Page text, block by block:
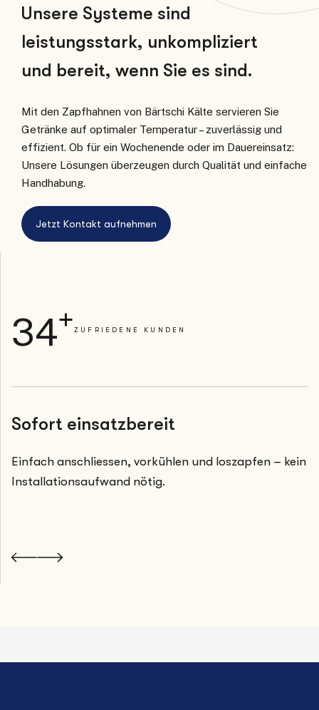
Unsere Systeme sind
leistungsstark, unkompliziert
und bereit, wenn Sie es sind.
Mit den Zapfhahnen von Bärtschi Kälte servieren Sie
Getränke auf optimaler Temperatur – zuverlässig und
effizient. Ob für ein Wochenende oder im Dauereinsatz:
Unsere Lösungen überzeugen durch Qualität und einfache
Handhabung.
34+ZUFRIEDENE KUNDEN
Sofort einsatzbereit
Einfach anschliessen, vorkühlen und loszapfen – kein
Installationsaufwand nötig.